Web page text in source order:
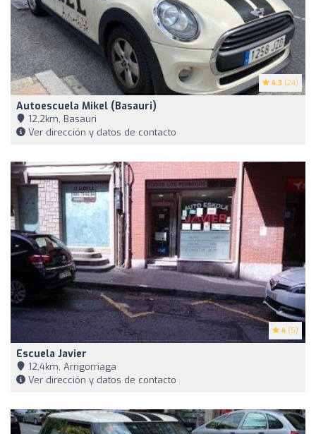
4.3 (24)
Autoescuela Mikel (Basauri)
12,2km, Basauri
Ver dirección y datos de contacto
4 (5)
Escuela Javier
12,4km, Arrigorriaga
Ver dirección y datos de contacto